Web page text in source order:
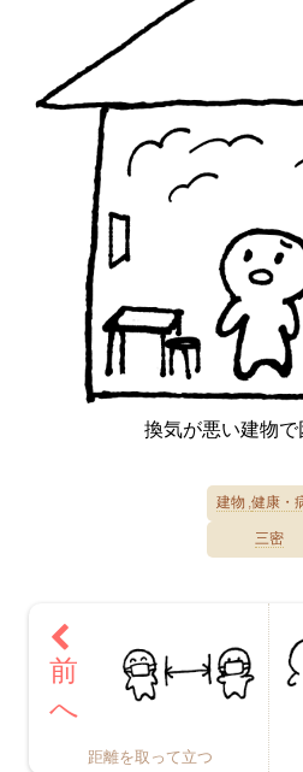
換気が悪い建物で
建物 健康・
三密
距離を取って立つ